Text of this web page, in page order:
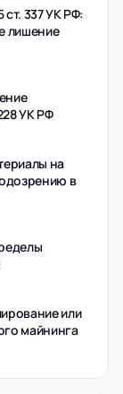
ст. 337 УК РФ:
лишение
УК РФ
на
в
или
майнинга